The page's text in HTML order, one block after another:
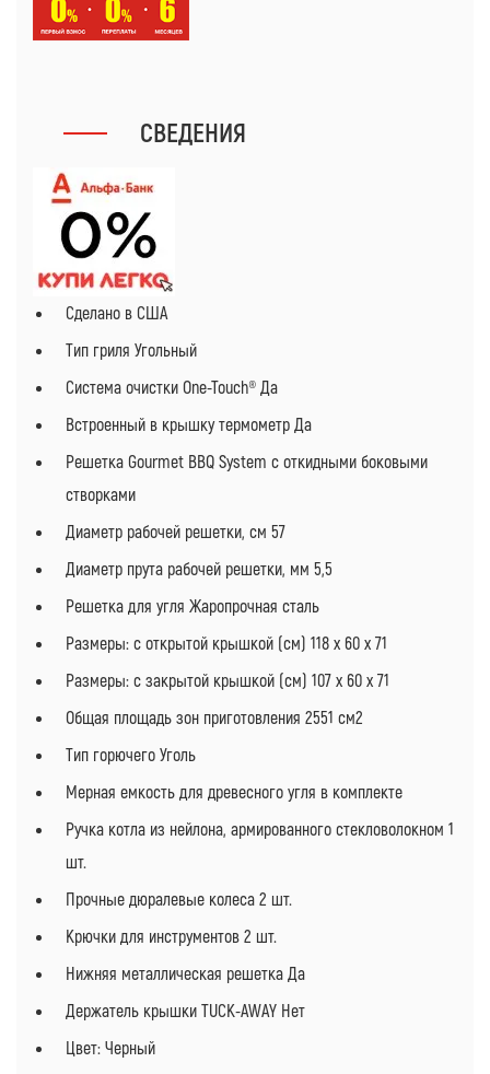
СВЕДЕНИЯ
Сделано в США
Тип гриля Угольный
Система очистки One-Touch® Да
Встроенный в крышку термометр Да
Решетка Gourmet BBQ System с откидными боковыми
створками
Диаметр рабочей решетки, см 57
Диаметр прута рабочей решетки, мм 5,5
Решетка для угля Жаропрочная сталь
Размеры: с открытой крышкой (см) 118 x 60 x 71
Размеры: с закрытой крышкой (см) 107 x 60 x 71
Общая площадь зон приготовления 2551 см2
Тип горючего Уголь
Мерная емкость для древесного угля в комплекте
Ручка котла из нейлона, армированного стекловолокном 1
шт.
Прочные дюралевые колеса 2 шт.
Крючки для инструментов 2 шт.
Нижняя металлическая решетка Да
Держатель крышки TUCK-AWAY Нет
Цвет: Черный